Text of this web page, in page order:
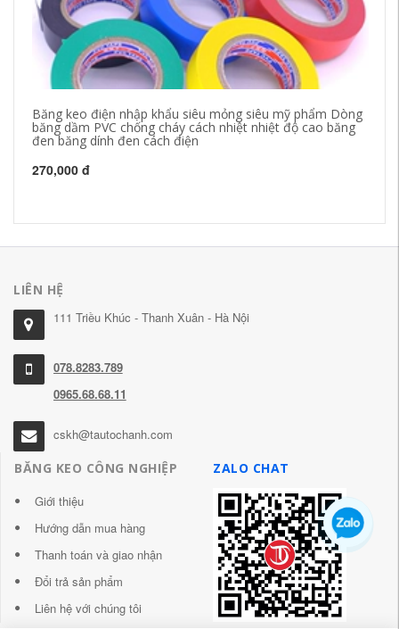
Băng keo điện nhập khẩu siêu mỏng siêu mỹ phẩm Dòng
băng dầm PVC chống cháy cách nhiệt nhiệt độ cao băng
đen băng dính đen cách điện
270,000 đ
LIÊN HỆ
111 Triều Khúc - Thanh Xuân - Hà Nội
078.8283.789
0965.68.68.11
cskh@tautochanh.com
BĂNG KEO CÔNG NGHIỆP
Giới thiệu
Hướng dẫn mua hàng
Thanh toán và giao nhận
Đổi trả sản phẩm
Liên hệ với chúng tôi
ZALO CHAT